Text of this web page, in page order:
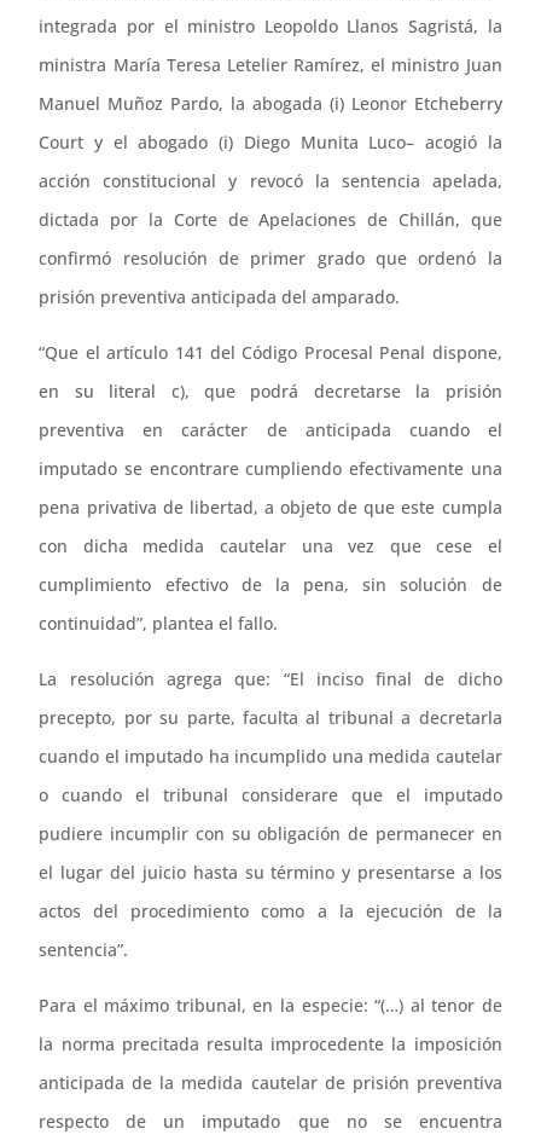
integrada por el ministro Leopoldo Llanos Sagristá, la
ministra María Teresa Letelier Ramírez, el ministro Juan
Manuel Muñoz Pardo, la abogada (i) Leonor Etcheberry
Court y el abogado (i) Diego Munita Luco– acogió la
acción constitucional y revocó la sentencia apelada,
dictada por la Corte de Apelaciones de Chillán, que
confirmó resolución de primer grado que ordenó la
prisión preventiva anticipada del amparado.
“Que el artículo 141 del Código Procesal Penal dispone,
en su literal c), que podrá decretarse la prisión
preventiva en carácter de anticipada cuando el
imputado se encontrare cumpliendo efectivamente una
pena privativa de libertad, a objeto de que este cumpla
con dicha medida cautelar una vez que cese el
cumplimiento efectivo de la pena, sin solución de
continuidad”, plantea el fallo.
La resolución agrega que: “El inciso final de dicho
precepto, por su parte, faculta al tribunal a decretarla
cuando el imputado ha incumplido una medida cautelar
o cuando el tribunal considerare que el imputado
pudiere incumplir con su obligación de permanecer en
el lugar del juicio hasta su término y presentarse a los
actos del procedimiento como a la ejecución de la
sentencia”.
Para el máximo tribunal, en la especie: “(…) al tenor de
la norma precitada resulta improcedente la imposición
anticipada de la medida cautelar de prisión preventiva
respecto de un imputado que no se encuentra